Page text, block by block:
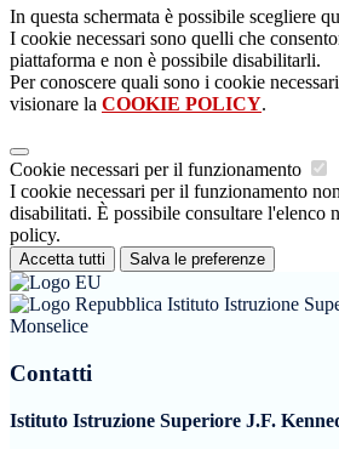
In questa schermata è possibile scegliere
I cookie necessari sono quelli che
piattaforma e non è possibile disabilitarli.
Per conoscere quali sono i cookie
visionare la COOKIE POLICY.
Cookie necessari per il funzionamento
I cookie necessari per il funzionamento
disabilitati. È possibile consultare l'elenco
policy.
Accetta tutti Salva le preferenze
Istituto Istruzione
Monselice
Contatti
Istituto Istruzione Superiore J.F.